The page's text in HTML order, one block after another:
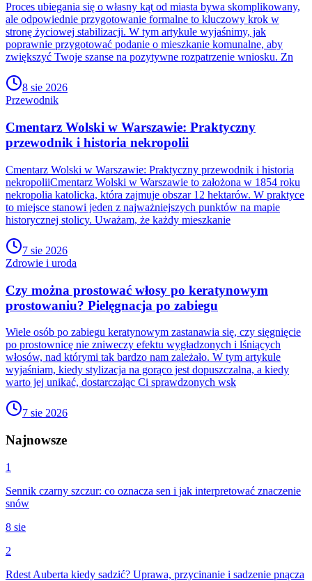
Proces ubiegania się o własny kąt od miasta bywa skomplikowany,
ale odpowiednie przygotowanie formalne to kluczowy krok w
stronę życiowej stabilizacji. W tym artykule wyjaśnimy, jak
poprawnie przygotować podanie o mieszkanie komunalne, aby
zwiększyć Twoje szanse na pozytywne rozpatrzenie wniosku. Zn
8 sie 2026
Przewodnik
Cmentarz Wolski w Warszawie: Praktyczny
przewodnik i historia nekropolii
Cmentarz Wolski w Warszawie: Praktyczny przewodnik i historia
nekropoliiCmentarz Wolski w Warszawie to założona w 1854 roku
nekropolia katolicka, która zajmuje obszar 12 hektarów. W praktyce
to miejsce stanowi jeden z najważniejszych punktów na mapie
historycznej stolicy. Uważam, że każdy mieszkanie
7 sie 2026
Zdrowie i uroda
Czy można prostować włosy po keratynowym
prostowaniu? Pielęgnacja po zabiegu
Wiele osób po zabiegu keratynowym zastanawia się, czy sięgnięcie
po prostownicę nie zniweczy efektu wygładzonych i lśniących
włosów, nad którymi tak bardzo nam zależało. W tym artykule
wyjaśniam, kiedy stylizacja na gorąco jest dopuszczalna, a kiedy
warto jej unikać, dostarczając Ci sprawdzonych wsk
7 sie 2026
Najnowsze
1
Sennik czarny szczur: co oznacza sen i jak interpretować znaczenie
snów
8 sie
2
Rdest Auberta kiedy sadzić? Uprawa, przycinanie i sadzenie pnącza